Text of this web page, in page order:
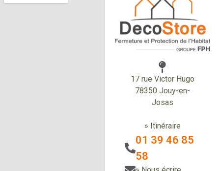
17 rue Victor Hugo
78350 Jouy-en-
Josas
» Itinéraire
01 39 46 85
58